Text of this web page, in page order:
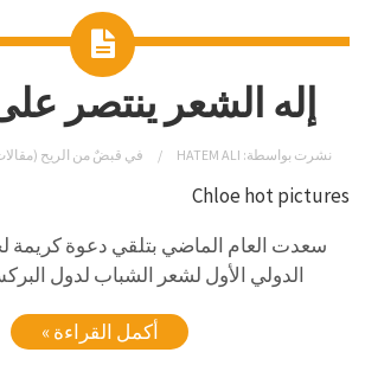
إله الشعر ينتصر
نشرت بواسطة: HATEM ALI في قبضٌ من الريح
Chloe hot pictures
سعدت العام الماضي بتلقي دعوة كريمة
الدولي الأول لشعر الشباب لدول
أكمل القراءة »